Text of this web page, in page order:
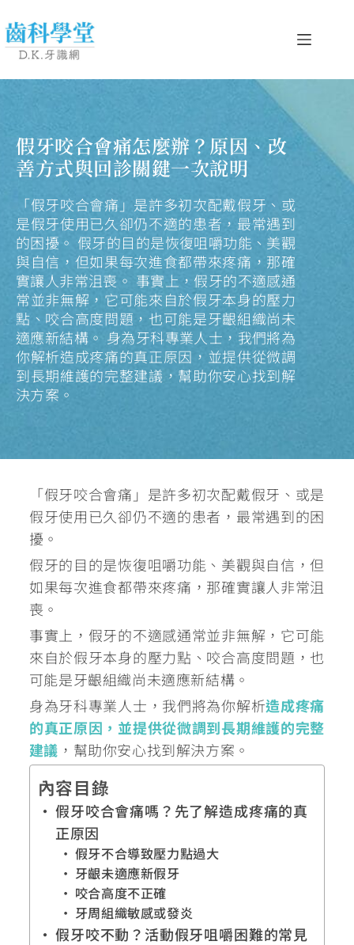
假牙咬合會痛怎麼辦？原因、改
善方式與回診關鍵一次說明
「假牙咬合會痛」是許多初次配戴假牙、或
是假牙使用已久卻仍不適的患者，最常遇到
的困擾。 假牙的目的是恢復咀嚼功能、美觀
與自信，但如果每次進食都帶來疼痛，那確
實讓人非常沮喪。 事實上，假牙的不適感通
常並非無解，它可能來自於假牙本身的壓力
點、咬合高度問題，也可能是牙齦組織尚未
適應新結構。 身為牙科專業人士，我們將為
你解析造成疼痛的真正原因，並提供從微調
到長期維護的完整建議，幫助你安心找到解
決方案。
「假牙咬合會痛」是許多初次配戴假牙、或是
假牙使用已久卻仍不適的患者，最常遇到的困
擾。
假牙的目的是恢復咀嚼功能、美觀與自信，但
如果每次進食都帶來疼痛，那確實讓人非常沮
喪。
事實上，假牙的不適感通常並非無解，它可能
來自於假牙本身的壓力點、咬合高度問題，也
可能是牙齦組織尚未適應新結構。
身為牙科專業人士，我們將為你解析造成疼痛
的真正原因，並提供從微調到長期維護的完整
建議 ，幫助你安心找到解決方案。
內容目錄
假牙咬合會痛嗎？先了解造成疼痛的真
正原因
假牙不合導致壓力點過大
牙齦未適應新假牙
咬合高度不正確
牙周組織敏感或發炎
假牙咬不動？活動假牙咀嚼困難的常見